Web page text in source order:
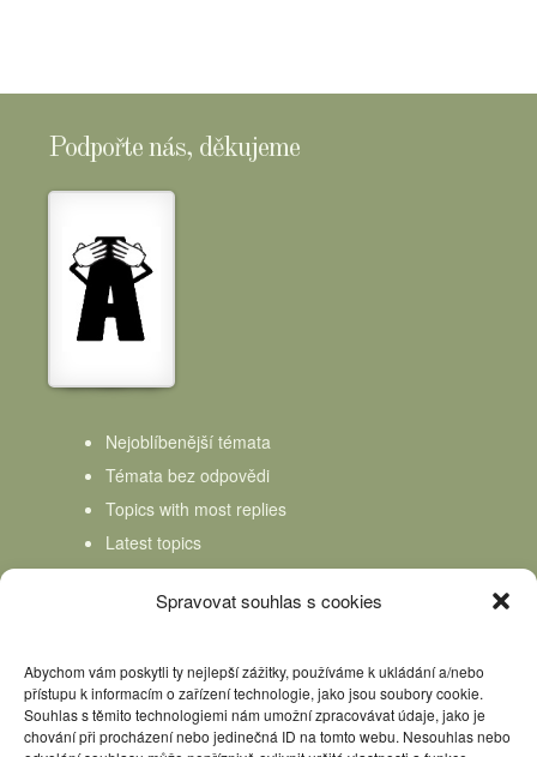
Spravovat souhlas s cookies
Abychom vám poskytli ty nejlepší zážitky, používáme k ukládání a/nebo
přístupu k informacím o zařízení technologie, jako jsou soubory cookie.
Souhlas s těmito technologiemi nám umožní zpracovávat údaje, jako je
chování při procházení nebo jedinečná ID na tomto webu. Nesouhlas nebo
Podpořte nás, děkujeme
Nejoblíbenější témata
Témata bez odpovědi
Topics with most replies
Latest topics
Topics Freshness